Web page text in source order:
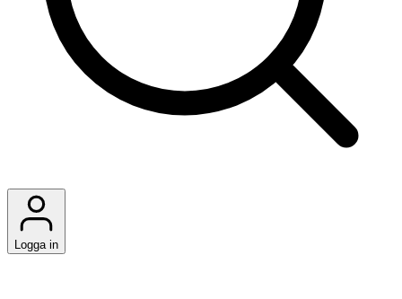
Logga in